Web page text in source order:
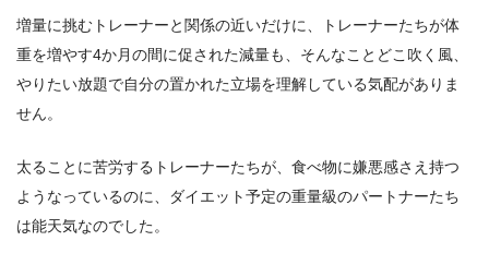
増量に挑むトレーナーと関係の近いだけに、トレーナーたちが体
重を増やす4か月の間に促された減量も、そんなことどこ吹く風、
やりたい放題で自分の置かれた立場を理解している気配がありま
せん。
太ることに苦労するトレーナーたちが、食べ物に嫌悪感さえ持つ
ようなっているのに、ダイエット予定の重量級のパートナーたち
は能天気なのでした。